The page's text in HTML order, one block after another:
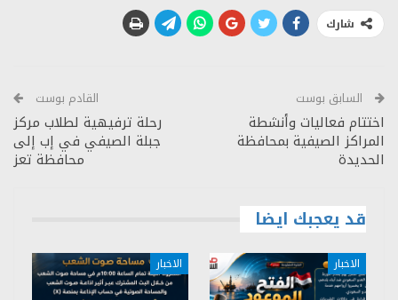
شارك
السابق بوست
اختتام فعاليات وأنشطة
المراكز الصيفية بمحافظة
الحديدة
القادم بوست
رحلة ترفيهية لطلاب مركز
جبلة الصيفي في إب إلى
محافظة تعز
قد يعجبك ايضا
الاخبار الاخبار